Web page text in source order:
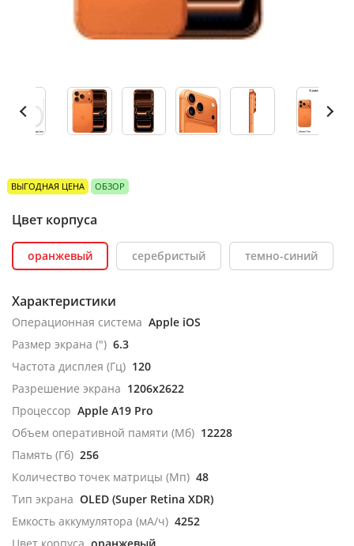
ВЫГОДНАЯ ЦЕНА ОБЗОР
Цвет корпуса
оранжевый серебристый темно-синий
Характеристики
Операционная система Apple iOS
Размер экрана (") 6.3
Частота дисплея (Гц) 120
Разрешение экрана 1206x2622
Процессор Apple A19 Pro
Объем оперативной памяти (Мб) 12228
Память (Гб) 256
Количество точек матрицы (Мп) 48
Тип экрана OLED (Super Retina XDR)
Емкость аккумулятора (мА/ч) 4252